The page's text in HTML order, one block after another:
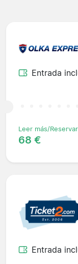
Entrada
Leer más/Reservar
68 €
Entrada